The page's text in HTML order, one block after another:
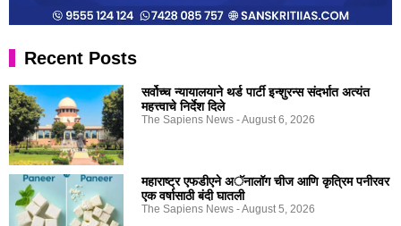
Recent Posts
सर्वोच्च न्यायालयाने थर्ड पार्टी इन्शुरन्स संदर्भात अत्यंत
महत्त्वाचे निर्देश दिले
The Sapiens News August 6, 2026
महाराष्ट्र एफडीएने अॅनालॉग चीज आणि कृत्रिम पनीरवर
एक वर्षासाठी बंदी घातली
The Sapiens News August 5, 2026